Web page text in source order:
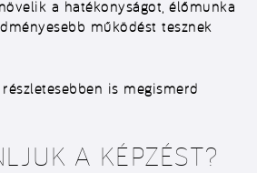
a hatékonyságot, élőmunka
működést tesznek
is megismerd
A KÉPZÉST?